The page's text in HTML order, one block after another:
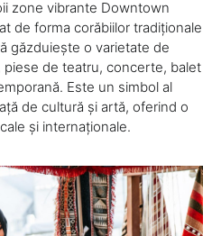
zone vibrante Downtown
de forma corăbiilor tradiționale
găzduiește o varietate de
de teatru, concerte, balet
Este un simbol al
de cultură și artă, oferind o
și internaționale.